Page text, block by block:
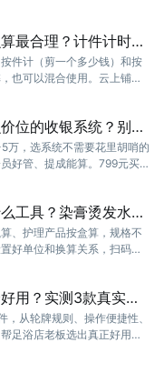
服务。
最合理？计件计时两
件计（剪一个多少钱）和按
也可以混合使用。云上铺支
位的收银系统？别被
万，选系统不需要花里胡哨的
好管、提成能算。799元买
工具？染膏烫发水怎
、护理产品按盒算，规格不
好单位和换算关系，扫码出
用？实测3款真实体
从轮牌规则、操作便捷性、
足浴店老板选出真正好用的